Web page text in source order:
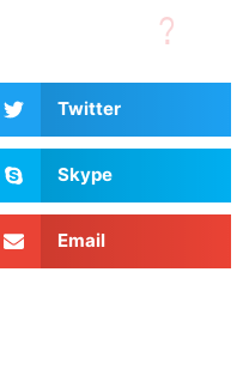
Twitter
Skype
Email